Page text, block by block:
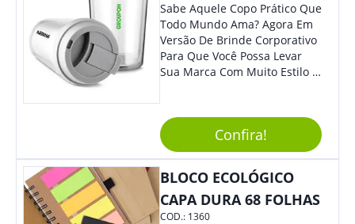
Sabe Aquele Copo Prático Que
Todo Mundo Ama? Agora Em
Versão De Brinde Corporativo
Para Que Você Possa Levar
Sua Marca Com Muito Estilo E
De Exposição.
Confira!
BLOCO ECOLÓGICO
CAPA DURA 68 FOLHAS
COD.: 1360